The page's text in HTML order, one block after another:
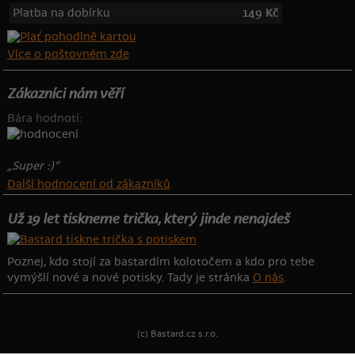
Platba na dobírku 149 Kč
Více o poštovném zde
Zákazníci nám věří
Bára hodnotí:
„Super :)“
Další hodnocení od zákazníků
Už 19 let tiskneme trička, který jinde nenajdeš
Poznej, kdo stojí za bastardím kolotočem a kdo pro tebe
vymýšlí nové a nové potisky. Tady je stránka O nás.
(c) Bastard.cz s.r.o.